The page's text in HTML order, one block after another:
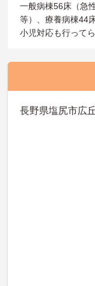
一般病棟56床（急
等）、療養病棟44
小児対応も行って
長野県塩尻市広